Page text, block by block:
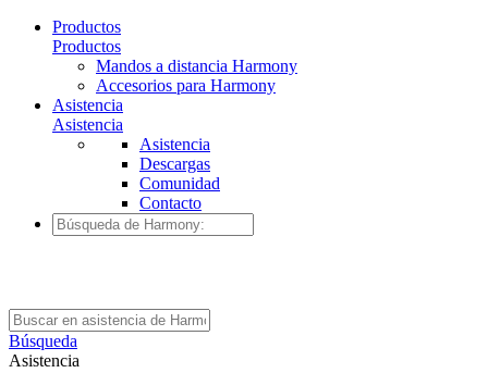
Productos
Productos
Mandos a distancia Harmony
Accesorios para Harmony
Asistencia
Asistencia
Asistencia
Descargas
Comunidad
Contacto
Búsqueda
Asistencia